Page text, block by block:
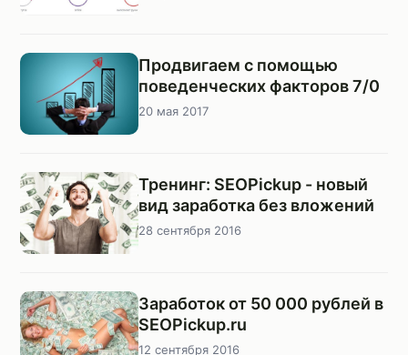
Продвигаем с помощью
поведенческих факторов 7/0
20 мая 2017
Тренинг: SEOPickup - новый
вид заработка без вложений
28 сентября 2016
Заработок от 50 000 рублей в
SEOPickup.ru
12 сентября 2016